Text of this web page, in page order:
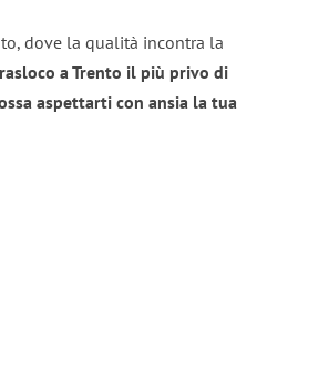
dove la qualità incontra la
a Trento il più privo di
aspettarti con ansia la tua